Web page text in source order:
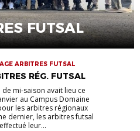
FUTSAL
ARBITRES FUTSAL
RÉG. FUTSAL
de mi-saison avait lieu ce
au Campus Domaine
les arbitres régionaux
dernier, les arbitres futsal
leur...